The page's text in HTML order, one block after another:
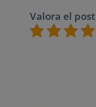
Valora el post